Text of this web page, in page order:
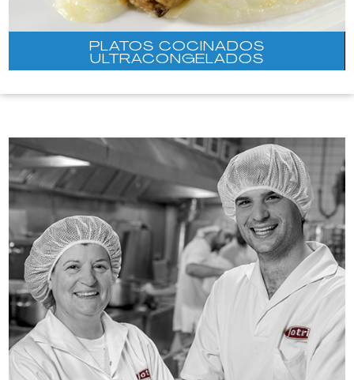
PLATOS COCINADOS
ULTRACONGELADOS